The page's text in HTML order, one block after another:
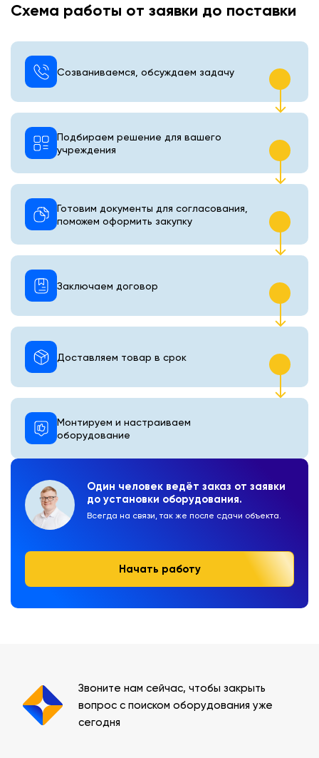
Схема работы от заявки до поставки
Один человек ведёт заказ от заявки
до установки оборудования.
Всегда на связи, так же после сдачи объекта.
Начать работу
Созваниваемся, обсуждаем задачу
Подбираем решение для вашего
учреждения
Готовим документы для согласования,
поможем оформить закупку
Монтируем и настраиваем
оборудование
Доставляем товар в срок
Заключаем договор
Звоните нам сейчас, чтобы закрыть
вопрос с поиском оборудования уже
сегодня